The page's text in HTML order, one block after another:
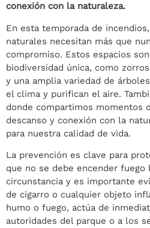
conexión con la naturaleza.
En esta temporada de
naturales necesitan más que
compromiso. Estos espacios
biodiversidad única, como
y una amplia variedad de
el clima y purifican el aire.
donde compartimos momentos
descanso y conexión con la
para nuestra calidad de vida.
La prevención es clave para
que no se debe encender fuego
circunstancia y es importante
de cigarro o cualquier objeto
humo o fuego, actúa de
autoridades del parque o a los